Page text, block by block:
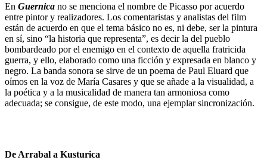
En Guernica no se menciona el nombre de Picasso por acuerdo
entre pintor y realizadores. Los comentaristas y analistas del film
están de acuerdo en que el tema básico no es, ni debe, ser la pintura
en sí, sino “la historia que representa”, es decir la del pueblo
bombardeado por el enemigo en el contexto de aquella fratricida
guerra, y ello, elaborado como una ficción y expresada en blanco y
negro. La banda sonora se sirve de un poema de Paul Eluard que
oímos en la voz de María Casares y que se añade a la visualidad, a
la poética y a la musicalidad de manera tan armoniosa como
adecuada; se consigue, de este modo, una ejemplar sincronización.
De Arrabal a Kusturica